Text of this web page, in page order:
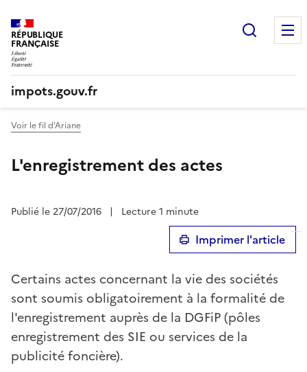
RÉPUBLIQUE
FRANÇAISE
impots.gouv.fr
Voir le fil d'Ariane
L'enregistrement des actes
Publié le 27/07/2016 | Lecture 1 minute
Imprimer l'article
Certains actes concernant la vie des sociétés
sont soumis obligatoirement à la formalité de
l'enregistrement auprès de la DGFiP (pôles
enregistrement des SIE ou services de la
publicité foncière).